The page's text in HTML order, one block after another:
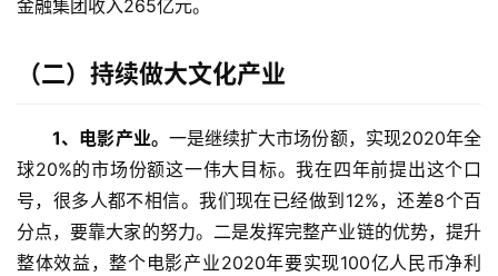
金融集团收入265亿元。
（二） 持续做大文化产业
1、 电影产业。 一是继续扩大市场份额，实现2020年全
球20%的市场份额这一伟大目标。我在四年前提出这个口
号，很多人都不相信。我们现在已经做到12%，还差8个百
分点，要靠大家的努力。二是发挥完整产业链的优势，提升
整体效益，整个电影产业2020年要实现100亿人民币净利